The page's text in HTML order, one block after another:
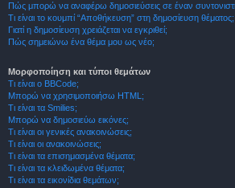
Πώς μπορώ να αναφέρω δημοσιεύσεις σε έναν
Τι είναι το κουμπί “Αποθήκευση” στη δημοσίευση θέματος;
Γιατί η δημοσίευση χρειάζεται να εγκριθεί;
Πώς σημειώνω ένα θέμα μου ως νέο;
Μορφοποίηση και τύποι θεμάτων
Τι είναι ο BBCode;
Μπορώ να χρησιμοποιήσω HTML;
Τι είναι τα Smilies;
Μπορώ να δημοσιεύω εικόνες;
Τι είναι οι γενικές ανακοινώσεις;
Τι είναι οι ανακοινώσεις;
Τι είναι τα επισημασμένα θέματα;
Τι είναι τα κλειδωμένα θέματα;
Τι είναι τα εικονίδια θεμάτων;